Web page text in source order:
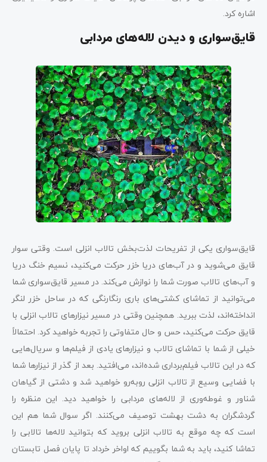
اشاره کرد.
قایق‌سواری و دیدن لاله‌های مردابی
قایق‌سواری یکی از تفریحات لذت‌بخش تالاب انزلی است. وقتی سوار
قایق می‌شوید و در آب‌های دریا خزر حرکت می‌کنید، نسیم خنگ دریا
و آب‌های تالاب صورت شما را نوازش می‌کند. در مسیر قایق‌سواری شما
می‌توانید از تماشای کشتی‌های باری رنگارنگی که در ساحل خزر لنگر
انداخته‌اند، لذت ببرید. همچنین وقتی در مسیر نیزارهای تالاب انزلی با
قایق حرکت می‌کنید، حس و حال متفاوتی را تجربه خواهید کرد. احتمالاً
خیلی از شما با تماشای تالاب و نیزارهای یادی از فیلم‌ها و سریال‌هایی
که در این تالاب فیلم‌برداری شده‌اند، می‌‌افتید. بعد از گذر از نیزارها شما
با فضایی وسیع از تالاب انزلی روبه‌رو خواهید شد و دشتی از گیاهان
شناور و غوطه‌وری از لاله‌های مردابی را خواهید دید. این منظره را
گردشگران به دشت بهشت توصیف می‌کنند. اگر سوال شما هم این
است که چه موقع به تالاب انزلی بروید که بتوانید لاله‌ها تالابی را
تماشا کنید، باید به شما بگوییم که اواخر خرداد تا پایان فصل تابستان